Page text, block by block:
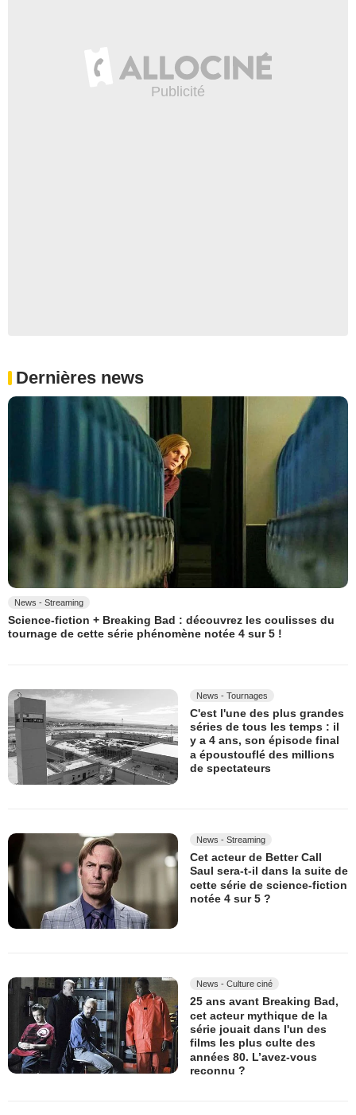
Dernières news
News - Streaming
Science-fiction + Breaking Bad : découvrez les coulisses du
tournage de cette série phénomène notée 4 sur 5 !
News - Tournages
C'est l'une des plus grandes
séries de tous les temps : il
y a 4 ans, son épisode final
a époustouflé des millions
de spectateurs
News - Streaming
Cet acteur de Better Call
Saul sera-t-il dans la suite de
cette série de science-fiction
notée 4 sur 5 ?
News - Culture ciné
25 ans avant Breaking Bad,
cet acteur mythique de la
série jouait dans l'un des
films les plus culte des
années 80. L’avez-vous
reconnu ?